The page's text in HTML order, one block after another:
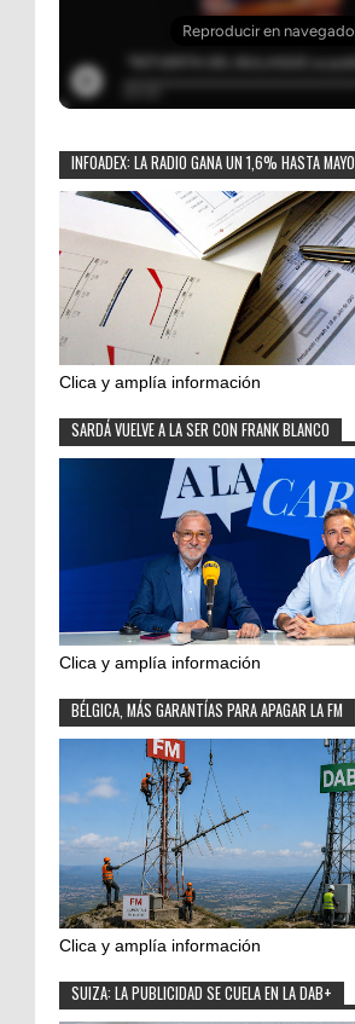
INFOADEX: LA RADIO GANA UN 1,6% HASTA MAYO
Clica y amplía información
SARDÁ VUELVE A LA SER CON FRANK BLANCO
Clica y amplía información
BÉLGICA, MÁS GARANTÍAS PARA APAGAR LA FM
Clica y amplía información
SUIZA: LA PUBLICIDAD SE CUELA EN LA DAB+